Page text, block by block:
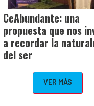
CeAbundante: una
propuesta que nos
a recordar la
del ser
VER MÁS